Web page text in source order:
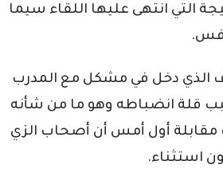
التي انتهى عليها اللقاء سيما
الذي دخل في مشكل مع المدرب
قلة انضباطه وهو ما من شأنه
مقابلة أول أمس أن أصحاب الزي
استثناء.